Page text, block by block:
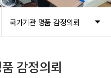
국가기관 명품 감정의뢰
감정의뢰